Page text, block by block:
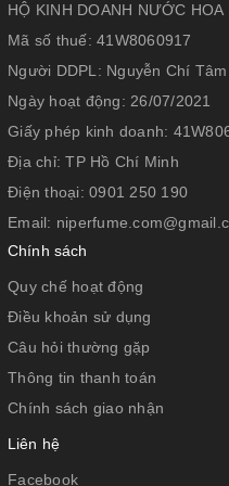
nhấn của Chanel No5 Eau
không quá cầu kỳ.
HỘ KINH DOANH NƯỚC HOA
Mã số thuế: 41W8060917
Người DDPL: Nguyễn Chí Tâm
Ngày hoạt động: 26/07/2021
Giấy phép kinh doanh:
Địa chỉ:TP Hồ Chí Minh
Điện thoại: 0901 250 190
Email:
Chính sách
Quy chế hoạt động
Điều khoản sử dụng
Câu hỏi thường gặp
Thông tin thanh toán
Chính sách giao nhận
Liên hệ
Facebook